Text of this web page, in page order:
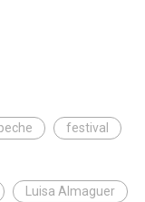
festival
Luisa Almaguer